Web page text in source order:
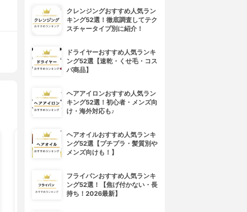
4位
クレンジングおすすめ人気ラン
キング52選！徹底調査してテク
スチャータイプ別に紹介！
ドライヤーおすすめ人気ランキ
ング52選【速乾・くせ毛・コス
パ商品】
ヘアアイロンおすすめ人気ラン
キング52選！初心者・メンズ向
け・海外対応も♪
ヘアオイルおすすめ人気ランキ
ング52選【プチプラ・髪質別や
メンズ向けも！】
フライパンおすすめ人気ランキ
ング52選！【焦げ付かない・長
持ち！2026最新】